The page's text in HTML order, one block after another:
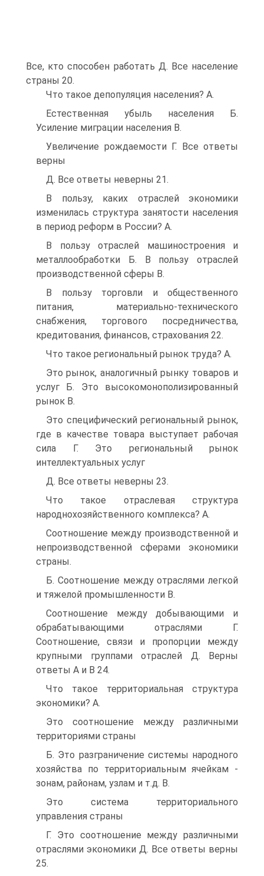
Все, кто способен работать Д. Все население
страны 20.
Что такое депопуляция населения? A.
Естественная убыль населения Б.
Усиление миграции населения B.
Увеличение рождаемости Г. Все ответы
верны
Д. Все ответы неверны 21.
В пользу, каких отраслей экономики
изменилась структура занятости населения
в период реформ в России? A.
В пользу отраслей машиностроения и
металлообработки Б. В пользу отраслей
производственной сферы B.
В пользу торговли и общественного
питания, материально-технического
снабжения, торгового посредничества,
кредитования, финансов, страхования 22.
Что такое региональный рынок труда? A.
Это рынок, аналогичный рынку товаров и
услуг Б. Это высокомонополизированный
рынок B.
Это специфический региональный рынок,
где в качестве товара выступает рабочая
сила Г. Это региональный рынок
интеллектуальных услуг
Д. Все ответы неверны 23.
Что такое отраслевая структура
народнохозяйственного комплекса? A.
Соотношение между производственной и
непроизводственной сферами экономики
страны.
Б. Соотношение между отраслями легкой
и тяжелой промышленности B.
Соотношение между добывающими и
обрабатывающими отраслями Г.
Соотношение, связи и пропорции между
крупными группами отраслей Д. Верны
ответы А и В 24.
Что такое территориальная структура
экономики? A.
Это соотношение между различными
территориями страны
Б. Это разграничение системы народного
хозяйства по территориальным ячейкам -
зонам, районам, узлам и т.д. B.
Это система территориального
управления страны
Г. Это соотношение между различными
отраслями экономики Д. Все ответы верны
25.